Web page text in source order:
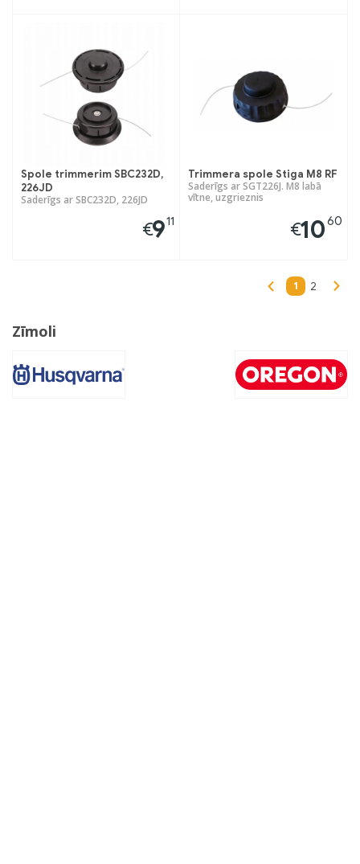
Spole trimmerim SBC232D,
226JD
Saderīgs ar SBC232D, 226JD
€911
Trimmera spole Stiga M8 RF
Saderīgs ar SGT226J. M8 labā
vītne, uzgrieznis
€1060
1 2
Zīmoli